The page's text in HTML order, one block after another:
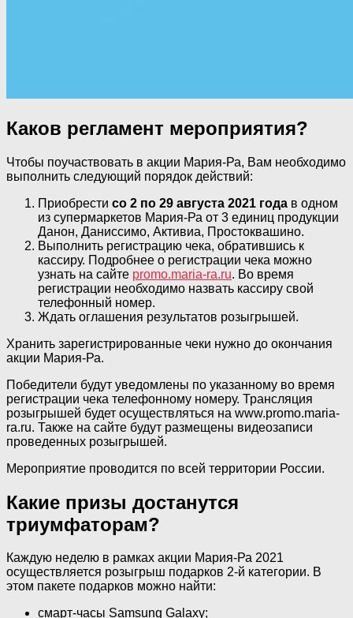
Каков регламент мероприятия?
Чтобы поучаствовать в акции Мария-Ра, Вам необходимо
выполнить следующий порядок действий:
Приобрести со 2 по 29 августа 2021 года в одном
из супермаркетов Мария-Ра от 3 единиц продукции
Данон, Даниссимо, Активиа, Простоквашино.
Выполнить регистрацию чека, обратившись к
кассиру. Подробнее о регистрации чека можно
узнать на сайте promo.maria-ra.ru. Во время
регистрации необходимо назвать кассиру свой
телефонный номер.
Ждать оглашения результатов розыгрышей.
Хранить зарегистрированные чеки нужно до окончания
акции Мария-Ра.
Победители будут уведомлены по указанному во время
регистрации чека телефонному номеру. Трансляция
розыгрышей будет осуществляться на www.promo.maria-
ra.ru. Также на сайте будут размещены видеозаписи
проведенных розыгрышей.
Мероприятие проводится по всей территории России.
Какие призы достанутся
триумфаторам?
Каждую неделю в рамках акции Мария-Ра 2021
осуществляется розыгрыш подарков 2-й категории. В
этом пакете подарков можно найти:
смарт-часы Samsung Galaxy;